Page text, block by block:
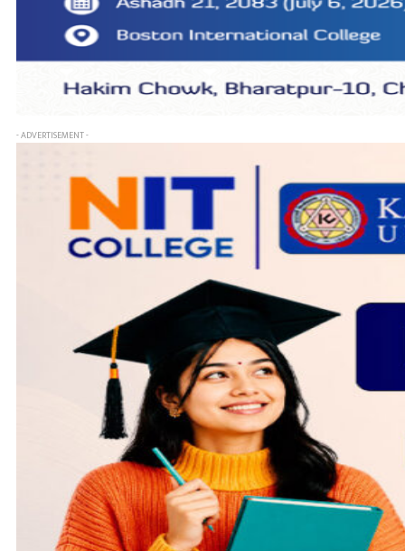
- ADVERTISEMENT -